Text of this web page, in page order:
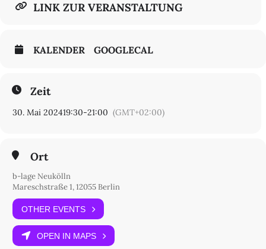
Friederike Beierbeschäftigt sich in Forschung und Lehre mit
Gender & Diversity am Otto-Suhr-Institut für Politikwissenschaft
an der FU Berlin.
der Schnittstelle von Feministischer Ökonomiekritik, Politischer
Theorie, Sozialphilosophie und Ästhetik zur politischen
Dimension von Körpern und zu Begehren als transformativer
Kraft. Zu Ihren Büchern zählen Politische Körper. Von Sorge und
Herbst erscheinend Universalismus von unten. Eine Theorie
radikaler Gleichheit (Suhrkamp 2024).
LINK ZUR VERANSTALTUNG
KALENDER GOOGLECAL
Zeit
30. Mai 202419:30-21:00 (GMT+02:00)
Ort
b-lage Neukölln
Mareschstraße 1, 12055 Berlin
OTHER EVENTS
OPEN IN MAPS